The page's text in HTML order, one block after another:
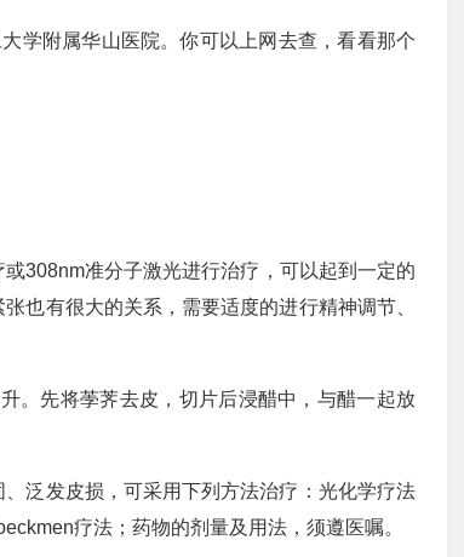
学附属华山医院。你可以上网去查，看看那个
308nm准分子激光进行治疗，可以起到一定的
也有很大的关系，需要适度的进行精神调节、
。先将荸荠去皮，切片后浸醋中，与醋一起放
泛发皮损，可采用下列方法治疗：光化学疗法
疗法；药物的剂量及用法，须遵医嘱。